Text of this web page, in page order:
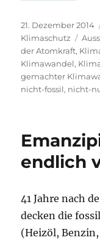
Veröffentlicht
am
21. Dezember 2014
Klimaschutz
der Atomkraft,
Klimawandel,
gemachter
nicht-fossil, nicht-
endlich
41 Jahre nach
decken die
(Heizöl,